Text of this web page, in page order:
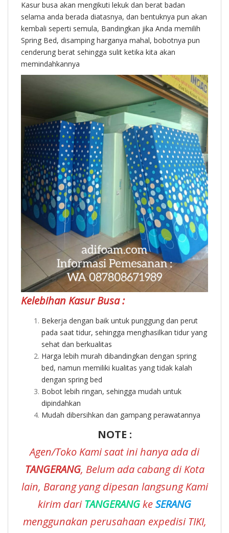
Kasur busa akan mengikuti lekuk dan berat badan
selama anda berada diatasnya, dan bentuknya pun akan
kembali seperti semula, Bandingkan jika Anda memilih
Spring Bed, disamping harganya mahal, bobotnya pun
cenderung berat sehingga sulit ketika kita akan
memindahkannya
Kelebihan Kasur Busa :
Bekerja dengan baik untuk punggung dan perut
pada saat tidur, sehingga menghasilkan tidur yang
sehat dan berkualitas
Harga lebih murah dibandingkan dengan spring
bed, namun memiliki kualitas yang tidak kalah
dengan spring bed
Bobot lebih ringan, sehingga mudah untuk
dipindahkan
Mudah dibersihkan dan gampang perawatannya
NOTE :
Agen/Toko Kami saat ini hanya ada di
TANGERANG, Belum ada cabang di Kota
lain, Barang yang dipesan langsung Kami
kirim dariTANGERANGkeSERANG
menggunakan perusahaan expedisi TIKI,